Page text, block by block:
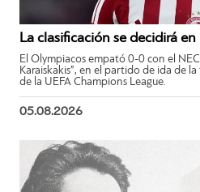
La clasificación se decidirá
El Olympiacos empató 0-0 con el
Karaiskakis”, en el partido de ida de
de la UEFA Champions League.
05.08.2026